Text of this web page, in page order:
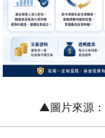
▲圖片來源